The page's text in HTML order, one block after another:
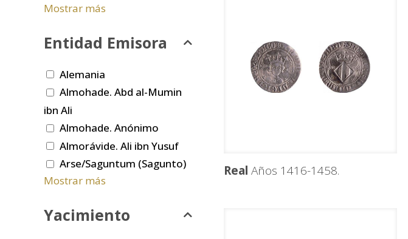
Real Años 1416-1458.
Mostrar más
Entidad Emisora
Alemania
Almohade. Abd al-Mumin
ibn Ali
Almohade. Anónimo
Almorávide. Ali ibn Yusuf
Arse/Saguntum (Sagunto)
Mostrar más
Yacimiento